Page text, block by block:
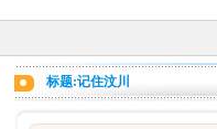
标题:记住汶川